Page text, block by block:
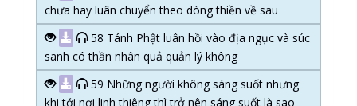
chưa hay luân chuyển theo dòng thiền về sau
58 Tánh Phật luân hồi vào địa ngục và súc
sanh có thần nhân quả quản lý không
59 Những người không sáng suốt nhưng
khi tới nơi linh thiêng thì trở nên sáng suốt là sao